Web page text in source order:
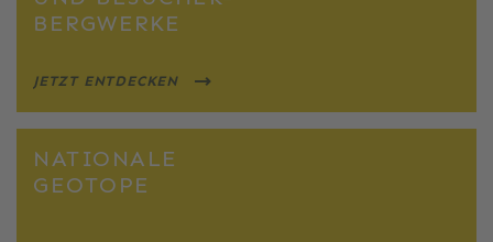
BERGWERKE
JETZT ENTDECKEN
NATIONALE
GEOTOPE